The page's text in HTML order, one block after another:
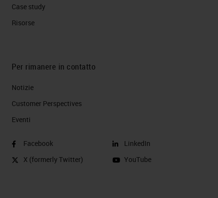
Case study
Risorse
Per rimanere in contatto
Notizie
Customer Perspectives​
Eventi
Facebook
X (formerly Twitter)
LinkedIn
YouTube